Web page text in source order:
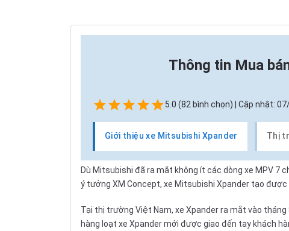
Thông tin Mua
5.0 (82 bình chọn) | Cập nhật:
Giới thiệu xe Mitsubishi Xpander Thị
Dù Mitsubishi đã ra mắt không ít các dòng xe MPV 7
ý tưởng XM Concept, xe Mitsubishi Xpander tạo
Tại thị trường Việt Nam, xe Xpander ra mắt vào
hàng loạt xe Xpander mới được giao đến tay khách